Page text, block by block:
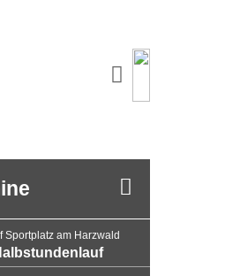
Sportplatz am Harzwald